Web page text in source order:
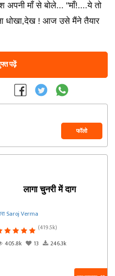
अपनी माँ से बोले... "माँ!....ये तो
धोखा,देख ! आज उसे मैंने तैयार
पढ़ें
फॉलो
लागा चुनरी में दाग
Saroj Verma
(419.5k)
405.8k
13 246.3k